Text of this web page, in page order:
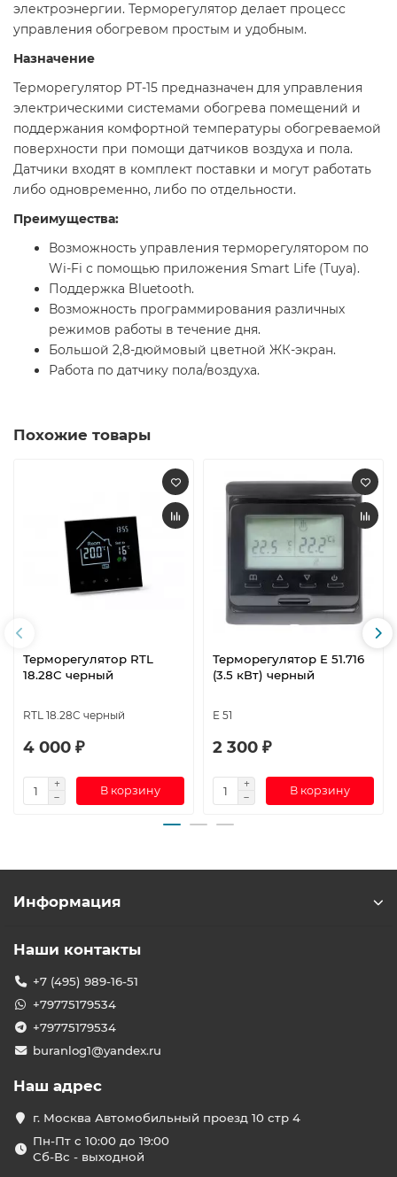
электроэнергии. Терморегулятор делает процесс
управления обогревом простым и удобным.
Назначение
Терморегулятор РТ-15 предназначен для управления
электрическими системами обогрева помещений и
поддержания комфортной температуры обогреваемой
поверхности при помощи датчиков воздуха и пола.
Датчики входят в комплект поставки и могут работать
либо одновременно, либо по отдельности.
Преимущества:
Возможность управления терморегулятором по
Wi-Fi с помощью приложения Smart Life (Tuya).
Поддержка Bluetooth.
Возможность программирования различных
режимов работы в течение дня.
Большой 2,8-дюймовый цветной ЖК-экран.
Работа по датчику пола/воздуха.
Похожие товары
Терморегулятор RTL
18.28C черный
RTL 18.28C черный
4 000 ₽
В корзину
Терморегулятор E 51.716
(3.5 кВт) черный
E 51
2 300 ₽
В корзину
Информация
Наши контакты
+7 (495) 989-16-51
+79775179534
+79775179534
buranlog1@yandex.ru
Наш адрес
г. Москва Автомобильный проезд 10 стр 4
Пн-Пт с 10:00 до 19:00
Сб-Вс - выходной